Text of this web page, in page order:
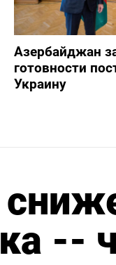
Азербайджан
готовности
Украину
--